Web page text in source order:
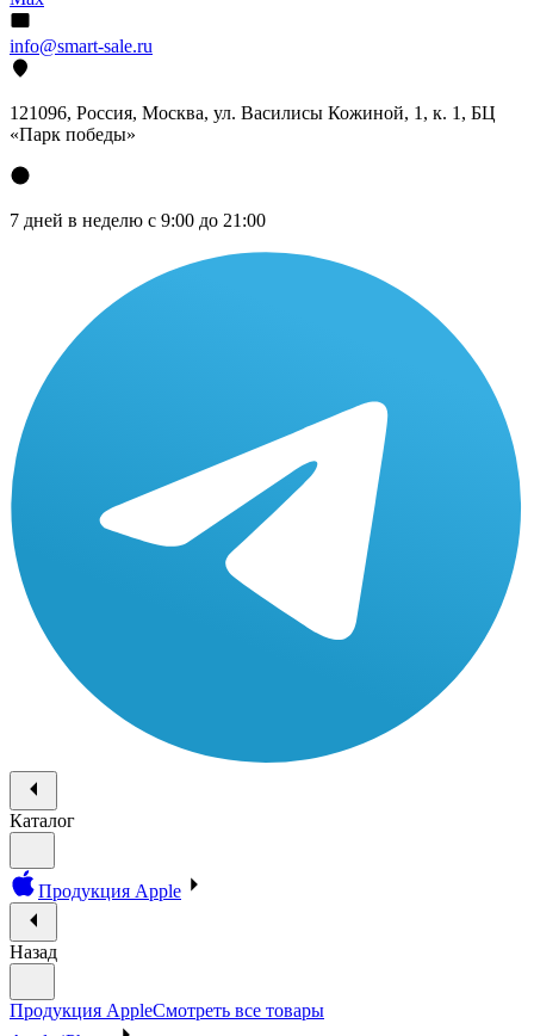
info@smart-sale.ru
121096, Россия, Москва, ул. Василисы Кожиной, 1, к. 1, БЦ
«Парк победы»
7 дней в неделю с 9:00 до 21:00
Каталог
Продукция Apple
Назад
Продукция AppleСмотреть все товары